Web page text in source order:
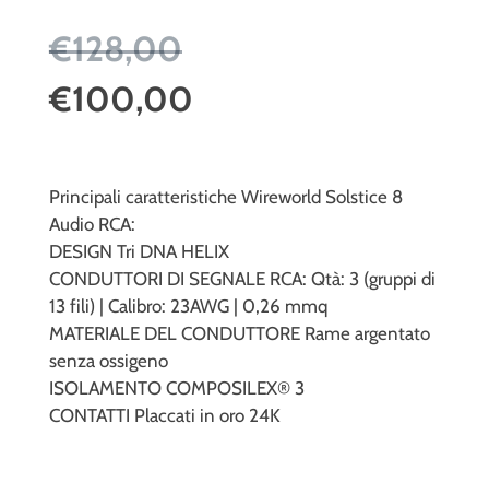
€128,00
€100,00
Principali caratteristiche Wireworld Solstice 8
Audio RCA:
DESIGN Tri DNA HELIX
CONDUTTORI DI SEGNALE RCA: Qtà: 3 (gruppi di
13 fili) | Calibro: 23AWG | 0,26 mmq
MATERIALE DEL CONDUTTORE Rame argentato
senza ossigeno
ISOLAMENTO COMPOSILEX® 3
CONTATTI Placcati in oro 24K